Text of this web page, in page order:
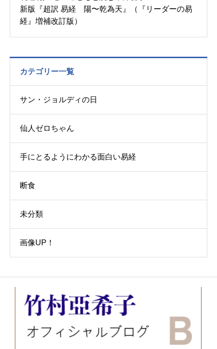
新版『超訳 易経 陽〜乾為天』（『リーダーの易
経』増補改訂版）
カテゴリー一覧
サン・ジョルディの日
仙人ゼロちゃん
手にとるようにわかる面白い易経
断食
未分類
画像UP！